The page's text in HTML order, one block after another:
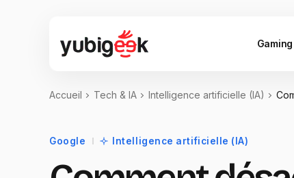
Gaming
Accueil Tech & IA Intelligence artificielle (IA)
Google Intelligence artificielle (IA)